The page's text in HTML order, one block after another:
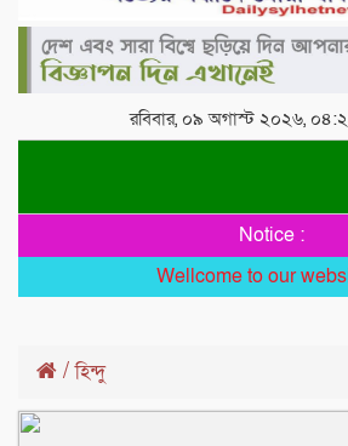
রবিবার, ০৯ অগাস্ট ২০২৬,
Notice :
Wellcome to our website...
/হিন্দু